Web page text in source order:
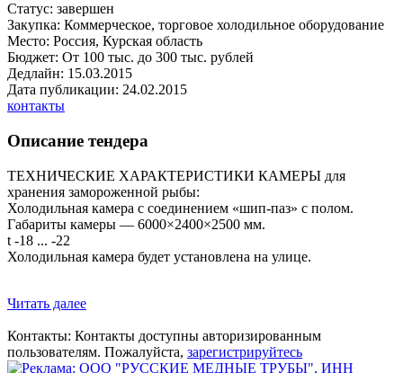
Статус: завершен
Закупка: Коммерческое, торговое холодильное оборудование
Место: Россия, Курская область
Бюджет: От 100 тыс. до 300 тыс. рублей
Дедлайн: 15.03.2015
Дата публикации: 24.02.2015
контакты
Описание тендера
ТЕХНИЧЕСКИЕ ХАРАКТЕРИСТИКИ КАМЕРЫ для
хранения замороженной рыбы:
Холодильная камера с соединением «шип-паз» с полом.
Габариты камеры — 6000×2400×2500 мм.
t -18 ... -22
Холодильная камера будет установлена на улице.
Читать далее
Контакты: Контакты доступны авторизированным
пользователям. Пожалуйста, зарегистрируйтесь